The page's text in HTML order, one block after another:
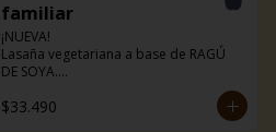
familiar
¡NUEVA!
Lasaña vegetariana a base de RAGÚ
DE SOYA.
La misma lasaña, el mismo sabor pero
ahora con guiso diferente.
$33.490